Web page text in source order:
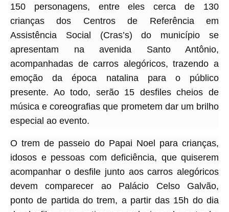
150 personagens, entre eles cerca de 130
crianças dos Centros de Referência em
Assistência Social (Cras’s) do município se
apresentam na avenida Santo Antônio,
acompanhadas de carros alegóricos, trazendo a
emoção da época natalina para o público
presente. Ao todo, serão 15 desfiles cheios de
música e coreografias que prometem dar um brilho
especial ao evento.
O trem de passeio do Papai Noel para crianças,
idosos e pessoas com deficiência, que quiserem
acompanhar o desfile junto aos carros alegóricos
devem comparecer ao Palácio Celso Galvão,
ponto de partida do trem, a partir das 15h do dia